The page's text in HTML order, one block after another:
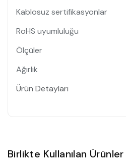
Ürün Detayları
Kablosuz sertifikasyonlar
RoHS uyumluluğu
Ölçüler
Ağırlık
Birlikte Kullanılan Ürünler
Satın Al